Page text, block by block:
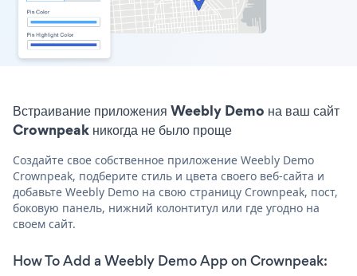
Встраивание приложения Weebly Demo на ваш сайт
Crownpeak никогда не было проще
Создайте свое собственное приложение Weebly Demo
Crownpeak, подберите стиль и цвета своего веб-сайта и
добавьте Weebly Demo на свою страницу Crownpeak, пост,
боковую панель, нижний колонтитул или где угодно на
своем сайт.
How To Add a Weebly Demo App on Crownpeak: